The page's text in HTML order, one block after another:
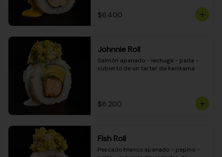
$6.400
Johnnie Roll
Salmón apanado - lechuga - palta -
cubierto de un tartar de kanikama
$8.200
Fish Roll
Pescado blanco apanado - pepino -